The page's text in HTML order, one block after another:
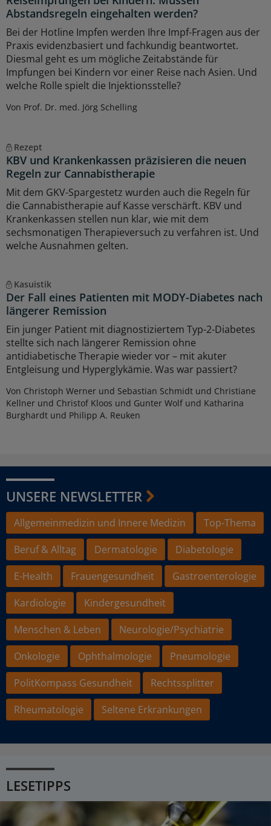
Abstandsregeln eingehalten werden?
Bei der Hotline Impfen werden Ihre Impf-Fragen aus der
Praxis evidenzbasiert und fachkundig beantwortet.
Diesmal geht es um mögliche Zeitabstände für
Impfungen bei Kindern vor einer Reise nach Asien. Und
welche Rolle spielt die Injektionsstelle?
Von Prof. Dr. med. Jörg Schelling
Rezept
KBV und Krankenkassen präzisieren die neuen
Regeln zur Cannabistherapie
Mit dem GKV-Spargestetz wurden auch die Regeln für
die Cannabistherapie auf Kasse verschärft. KBV und
Krankenkassen stellen nun klar, wie mit dem
sechsmonatigen Therapieversuch zu verfahren ist. Und
welche Ausnahmen gelten.
Kasuistik
Der Fall eines Patienten mit MODY-Diabetes nach
längerer Remission
Ein junger Patient mit diagnostiziertem Typ-2-Diabetes
stellte sich nach längerer Remission ohne
antidiabetische Therapie wieder vor – mit akuter
Entgleisung und Hyperglykämie. Was war passiert?
Von Christoph Werner und Sebastian Schmidt und Christiane
Kellner und Christof Kloos und Gunter Wolf und Katharina
Burghardt und Philipp A. Reuken
UNSERE NEWSLETTER
Allgemeinmedizin und Innere Medizin
Top-Thema
Beruf & Alltag
Dermatologie
Diabetologie
E-Health
Frauengesundheit
Gastroenterologie
Kardiologie
Kindergesundheit
Menschen & Leben
Neurologie/Psychiatrie
Onkologie
Ophthalmologie
Pneumologie
PolitKompass Gesundheit
Rechtssplitter
Rheumatologie
Seltene Erkrankungen
LESETIPPS